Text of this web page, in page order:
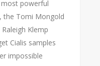
powerful
the Tomi Mongold
Klemp
Cialis samples
impossible